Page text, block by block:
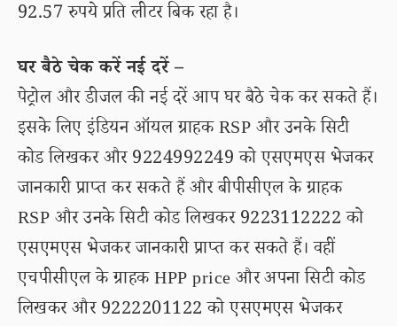
92.57 रुपये प्रति लीटर बिक रहा है।
घर बैठे चेक करें नई दरें –
पेट्रोल और डीजल की नई दरें आप घर बैठे चेक कर सकते हैं।
इसके लिए इंडियन ऑयल ग्राहक RSP और उनके सिटी
कोड लिखकर और 9224992249 को एसएमएस भेजकर
जानकारी प्राप्त कर सकते हैं और बीपीसीएल के ग्राहक
RSP और उनके सिटी कोड लिखकर 9223112222 को
एसएमएस भेजकर जानकारी प्राप्त कर सकते हैं। वहीं
एचपीसीएल के ग्राहक HPP price और अपना सिटी कोड
लिखकर और 9222201122 को एसएमएस भेजकर